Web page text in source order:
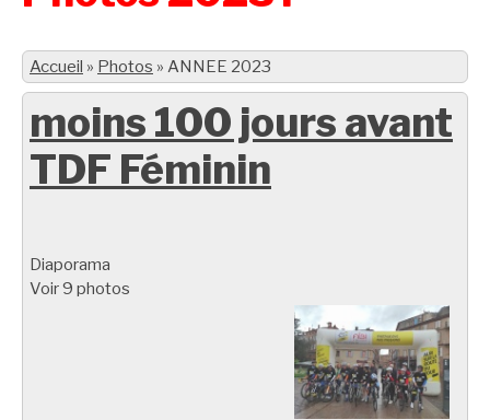
Accueil » Photos » ANNEE 2023
moins 100 jours avant
TDF Féminin
Diaporama
Voir 9 photos